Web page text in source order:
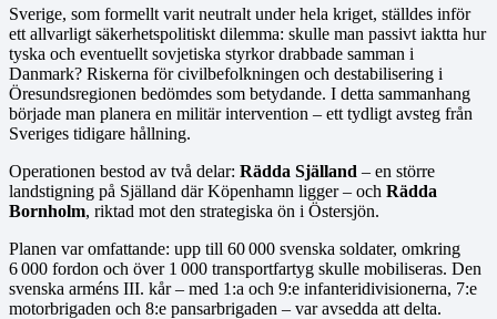
Sverige, som formellt varit neutralt under hela kriget, ställdes inför
ett allvarligt säkerhetspolitiskt dilemma: skulle man passivt iaktta hur
tyska och eventuellt sovjetiska styrkor drabbade samman i
Danmark? Riskerna för civilbefolkningen och destabilisering i
Öresundsregionen bedömdes som betydande. I detta sammanhang
började man planera en militär intervention – ett tydligt avsteg från
Sveriges tidigare hållning.
Operationen bestod av två delar: Rädda Själland – en större
landstigning på Själland där Köpenhamn ligger – och Rädda
Bornholm, riktad mot den strategiska ön i Östersjön.
Planen var omfattande: upp till 60 000 svenska soldater, omkring
6 000 fordon och över 1 000 transportfartyg skulle mobiliseras. Den
svenska arméns III. kår – med 1:a och 9:e infanteridivisionerna, 7:e
motorbrigaden och 8:e pansarbrigaden – var avsedda att delta.